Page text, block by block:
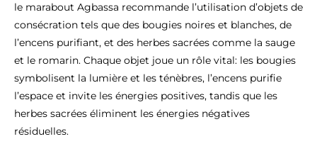
le marabout Agbassa recommande l’utilisation d’objets de
consécration tels que des bougies noires et blanches, de
l’encens purifiant, et des herbes sacrées comme la sauge
et le romarin. Chaque objet joue un rôle vital: les bougies
symbolisent la lumière et les ténèbres, l’encens purifie
l’espace et invite les énergies positives, tandis que les
herbes sacrées éliminent les énergies négatives
résiduelles.